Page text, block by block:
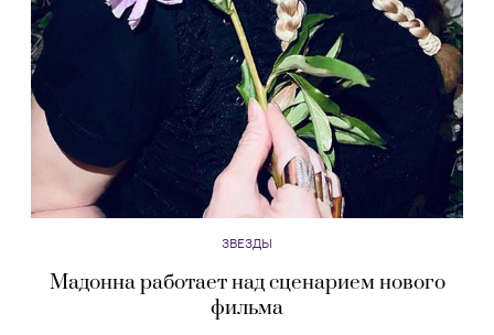
ЗВЕЗДЫ
Мадонна работает над сценарием нового
фильма